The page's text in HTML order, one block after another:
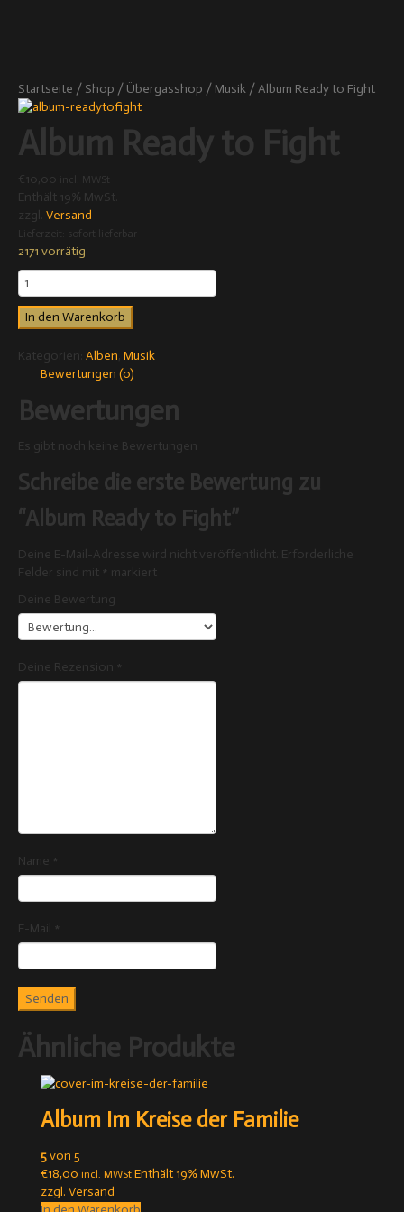
Startseite / Shop / Übergasshop / Musik / Album Ready to Fight
Album Ready to Fight
€ 10,00 incl. MWSt
Enthält 19% MwSt.
zzgl. Versand
Lieferzeit: sofort lieferbar
2171 vorrätig
In den Warenkorb
Kategorien: Alben, Musik
Bewertungen (0)
Bewertungen
Es gibt noch keine Bewertungen
Schreibe die erste Bewertung zu
“Album Ready to Fight”
Deine E-Mail-Adresse wird nicht veröffentlicht. Erforderliche
Felder sind mit * markiert
Deine Bewertung
Deine Rezension *
Name *
E-Mail *
Ähnliche Produkte
Album Im Kreise der Familie
5von 5
€18,00 incl. MWSt Enthält 19% MwSt.
zzgl. Versand